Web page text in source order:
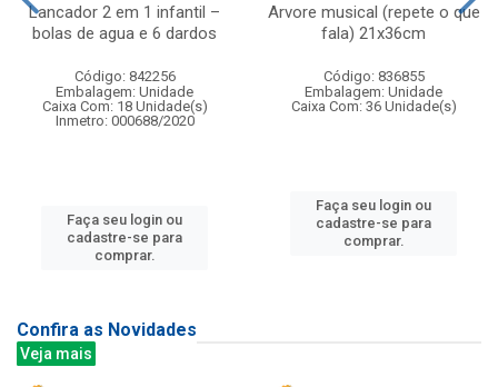
Lancador 2 em 1 infantil –
bolas de agua e 6 dardos
Código: 842256
Embalagem: Unidade
Caixa Com: 18 Unidade(s)
Inmetro: 000688/2020
Faça seu login ou
cadastre-se para
comprar.
Arvore musical (repete o que
fala) 21x36cm
Código: 836855
Embalagem: Unidade
Caixa Com: 36 Unidade(s)
Faça seu login ou
cadastre-se para
comprar.
Confira as Novidades
Veja mais